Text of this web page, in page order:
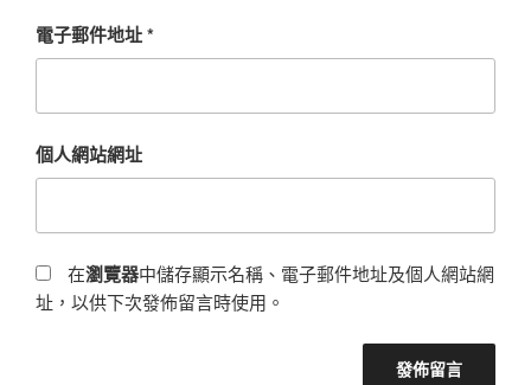
電子郵件地址*
個人網站網址
在瀏覽器中儲存顯示名稱、電子郵件地址及個人網站網
址，以供下次發佈留言時使用。